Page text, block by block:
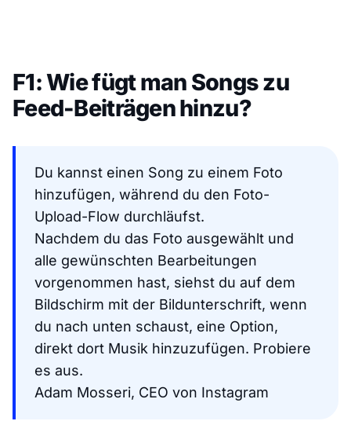
F1: Wie fügt man Songs zu
Feed-Beiträgen hinzu?
Du kannst einen Song zu einem Foto
hinzufügen, während du den Foto-
Upload-Flow durchläufst.
Nachdem du das Foto ausgewählt und
alle gewünschten Bearbeitungen
vorgenommen hast, siehst du auf dem
Bildschirm mit der Bildunterschrift, wenn
du nach unten schaust, eine Option,
direkt dort Musik hinzuzufügen. Probiere
es aus.
Adam Mosseri, CEO von Instagram